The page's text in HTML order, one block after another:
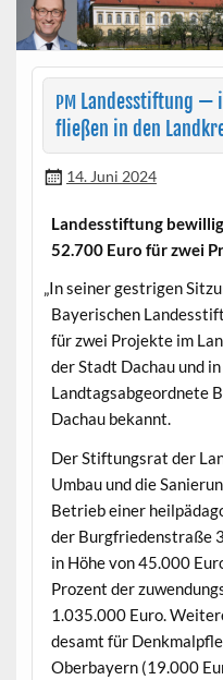
PMLandesstiftung —
fließen in den
14. Juni 2024
Lan­dess­tiftung
52.700 Euro für zwei
„In sein­er gestri­gen
Bay­erischen
für zwei Pro­jek­te im
der Stadt Dachau und
Land­tagsab­ge­ord­nete
Dachau bekannt.
Der Stiftungsrat der
Umbau und die
Betrieb ein­er
der Burgfrieden­straße
in Höhe von 45.000
Prozent der
1.035.000 Euro.
desamt für
Ober­bay­ern (19.000